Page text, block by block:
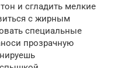
и сгладить мелкие
с жирным
специальные
прозрачную